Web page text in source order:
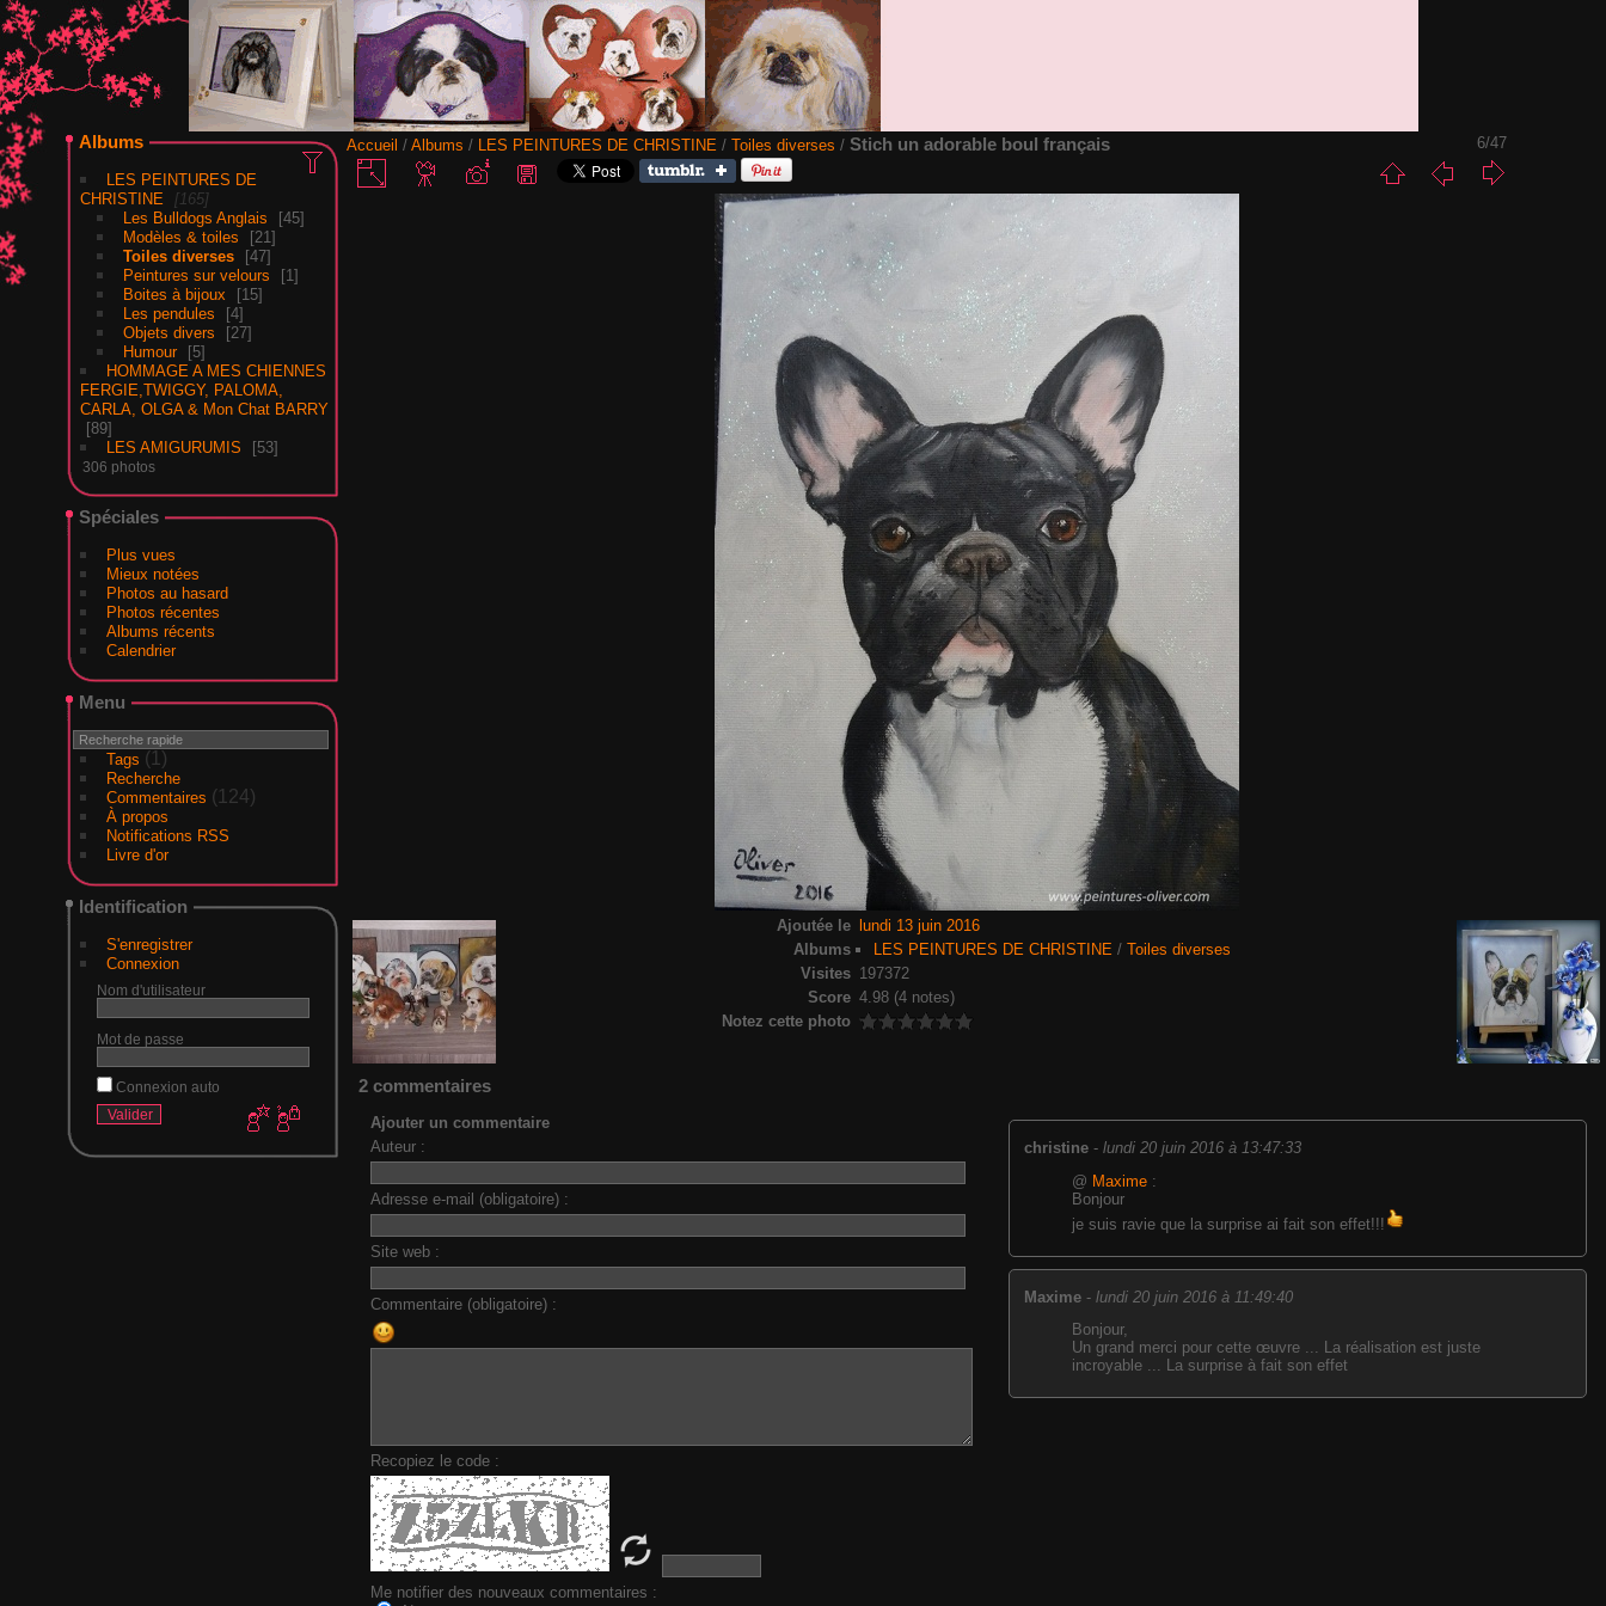
Albums
LES PEINTURES DE
CHRISTINE
165
Les Bulldogs Anglais
45
Modèles & toiles
21
Toiles diverses
47
Peintures sur velours
1
Boites à bijoux
15
Les pendules
4
Objets divers
27
Humour
5
HOMMAGE A MES CHIENNES
FERGIE,TWIGGY, PALOMA,
CARLA, OLGA & Mon Chat BARRY
89
LES AMIGURUMIS
53
306 photos
Spéciales
Plus vues
Mieux notées
Photos au hasard
Photos récentes
Albums récents
Calendrier
Menu
Tags (1)
Recherche
Commentaires (124)
À propos
Notifications RSS
Livre d'or
Identification
S'enregistrer
Connexion
Nom d'utilisateur
Mot de passe
Connexion auto
Accueil / Albums / LES PEINTURES DE CHRISTINE / Toiles diverses / Stich un adorable boul français 6/47
Ajoutée le
lundi 13 juin 2016
Albums
LES PEINTURES DE CHRISTINE /Toiles diverses
Visites 197372
Score 4.98 (4 notes)
Notez cette photo
2 commentaires
Ajouter un commentaire
Auteur :
Adresse e-mail (obligatoire) :
Site web :
Commentaire (obligatoire) :
Recopiez le code :
Me notifier des nouveaux commentaires :
christine -lundi 20 juin 2016 à 13:47:33
@ Maxime :
Bonjour
je suis ravie que la surprise ai fait son effet!!!
Maxime -lundi 20 juin 2016 à 11:49:40
Bonjour,
Un grand merci pour cette œuvre ... La réalisation est juste
incroyable ... La surprise à fait son effet